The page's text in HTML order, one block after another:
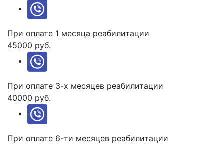
При оплате 1 месяца реабилитации
45000 руб.
При оплате 3-х месяцев реабилитации
40000 руб.
При оплате 6-ти месяцев реабилитации